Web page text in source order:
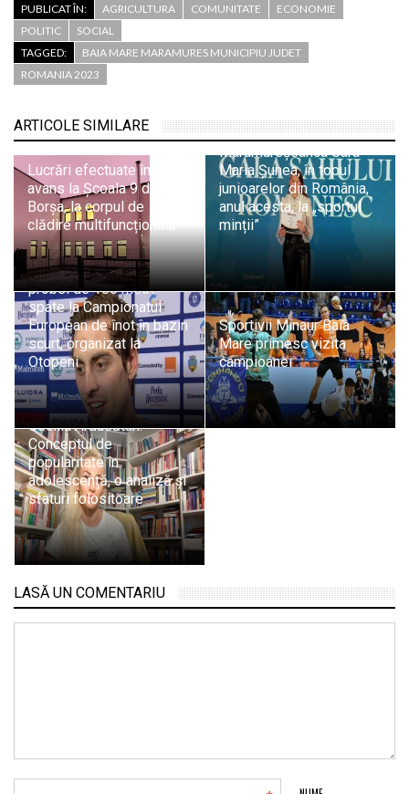
PUBLICAT ÎN: AGRICULTURA COMUNITATE
ECONOMIE
POLITIC
SOCIAL
TAGGED:
BAIA MARE MARAMURES MUNICIPIU JUDET
ROMANIA 2023
ARTICOLE SIMILARE
Lucrări efectuate în
avans la Școala 9 din
Borșa, la corpul de
clădire multifuncțională
Maramureșeanca Sara
Maria Șunea, în topul
junioarelor din România,
anul acesta, la „sportul
minții”
Maramureșeanul Andrei
Ungur, calificat în finala
probei de 100 metri
spate la Campionatul
European de înot în bazin
scurt, organizat la
Otopeni
Sportivii Minaur Baia
Mare primesc vizita
campioanei
Psiholog Psihoterapeut
Cecilia Ardusătan:
Conceptul de
popularitate în
adolescență, o analiză și
sfaturi folositoare
LASĂ UN COMENTARIU